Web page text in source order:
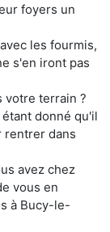
foyers un
les fourmis,
s'en iront pas
votre terrain ?
donné qu'il
rentrer dans
avez chez
vous en
à Bucy-le-